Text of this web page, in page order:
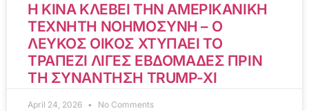
Η ΚΙΝΑ ΚΛΕΒΕΙ ΤΗΝ ΑΜΕΡΙΚΑΝΙΚΗ
ΤΕΧΝΗΤΗ ΝΟΗΜΟΣΥΝΗ – Ο
ΛΕΥΚΟΣ ΟΙΚΟΣ ΧΤΥΠΑΕΙ ΤΟ
ΤΡΑΠΕΖΙ ΛΙΓΕΣ ΕΒΔΟΜΑΔΕΣ ΠΡΙΝ
ΤΗ ΣΥΝΑΝΤΗΣΗ TRUMP-XI
April 24, 2026 No Comments